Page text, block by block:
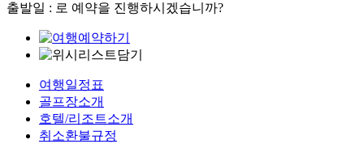
출발일 : 로 예약을 진행하시겠습니까?
여행일정표
골프장소개
호텔/리조트소개
취소환불규정